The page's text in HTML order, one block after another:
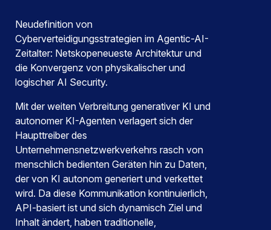
Neudefinition von
Cyberverteidigungsstrategien im Agentic-AI-
Zeitalter: Netskopeneueste Architektur und
die Konvergenz von physikalischer und
logischer AI Security.
Mit der weiten Verbreitung generativer KI und
autonomer KI-Agenten verlagert sich der
Haupttreiber des
Unternehmensnetzwerkverkehrs rasch von
menschlich bedienten Geräten hin zu Daten,
der von KI autonom generiert und verkettet
wird. Da diese Kommunikation kontinuierlich,
API-basiert ist und sich dynamisch Ziel und
Inhalt ändert, haben traditionelle,